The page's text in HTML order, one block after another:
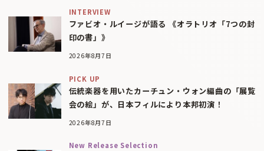
INTERVIEW
ファビオ・ルイージが語る 《オラトリオ「7つの封
印の書」》
2026年8月7日
PICK UP
伝統楽器を用いたカーチュン・ウォン編曲の「展覧
会の絵」が、日本フィルにより本邦初演！
2026年8月7日
New Release Selection